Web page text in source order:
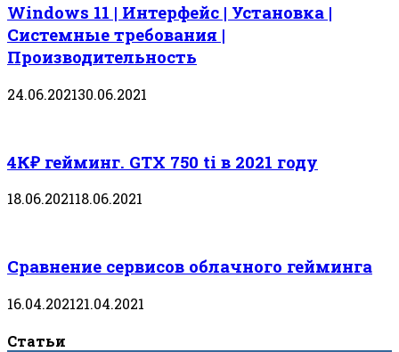
Windows 11 | Интерфейс | Установка |
Системные требования |
Производительность
24.06.202130.06.2021
4К₽ гейминг. GTX 750 ti в 2021 году
18.06.202118.06.2021
Сравнение сервисов облачного гейминга
16.04.202121.04.2021
Статьи